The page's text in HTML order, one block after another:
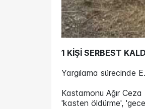
1 KİŞİ SERBEST
Yargılama sürecinde
Kastamonu Ağır
'kasten öldürme',